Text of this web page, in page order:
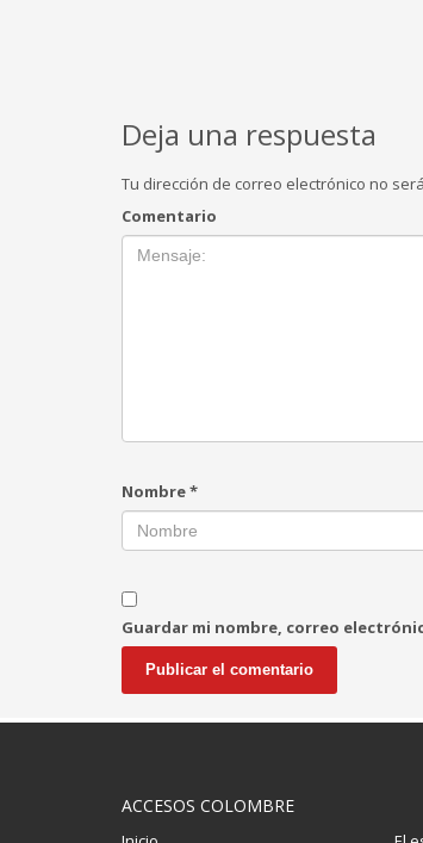
Deja una respuesta
Tu dirección de correo electrónico no
Comentario
Nombre*
Guardar mi nombre, correo
ACCESOS COLOMBRE